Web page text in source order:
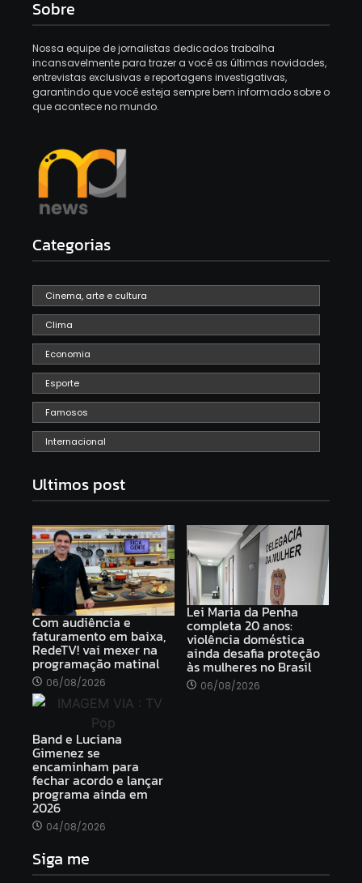
Sobre
Nossa equipe de jornalistas dedicados trabalha
incansavelmente para trazer a você as últimas novidades,
entrevistas exclusivas e reportagens investigativas,
garantindo que você esteja sempre bem informado sobre o
que acontece no mundo.
Categorias
Cinema, arte e cultura
Clima
Economia
Esporte
Famosos
Internacional
Ultimos post
Com audiência e
faturamento em baixa,
RedeTV! vai mexer na
programação matinal
06/08/2026
Lei Maria da Penha
completa 20 anos:
violência doméstica
ainda desafia proteção
às mulheres no Brasil
06/08/2026
Band e Luciana
Gimenez se
encaminham para
fechar acordo e lançar
programa ainda em
2026
04/08/2026
Siga me